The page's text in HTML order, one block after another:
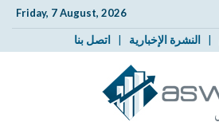
Friday, 7 August, 2026
| النشرة الإخبارية | اتصل بنا